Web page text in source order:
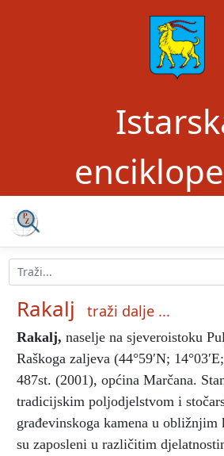
Rakalj traži dalje ...
Rakalj, naselje na sjeveroistoku
Raškoga zaljeva (44°59′N;
487st. (2001), općina Marčana.
tradicijskim poljodjelstvom i
građevinskoga kamena u
su zaposleni u različitim